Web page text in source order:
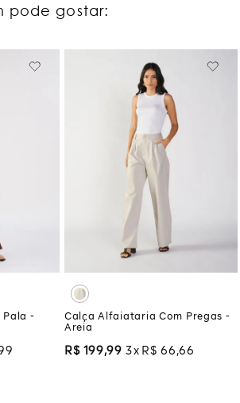
pode gostar:
Pala -
Calça Alfaiataria Com Pregas -
Areia
R$ 199,99 3 R$ 66 ,66